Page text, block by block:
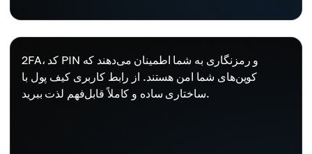
2FA، کد PIN و رمزنگاری به شما اطمینان می‌دهند که
کوین‌های شما امن هستند. از رابط کاربری کیف پول با
ساختاری ساده و کاملاً قابل‌فهم لذت ببرید.